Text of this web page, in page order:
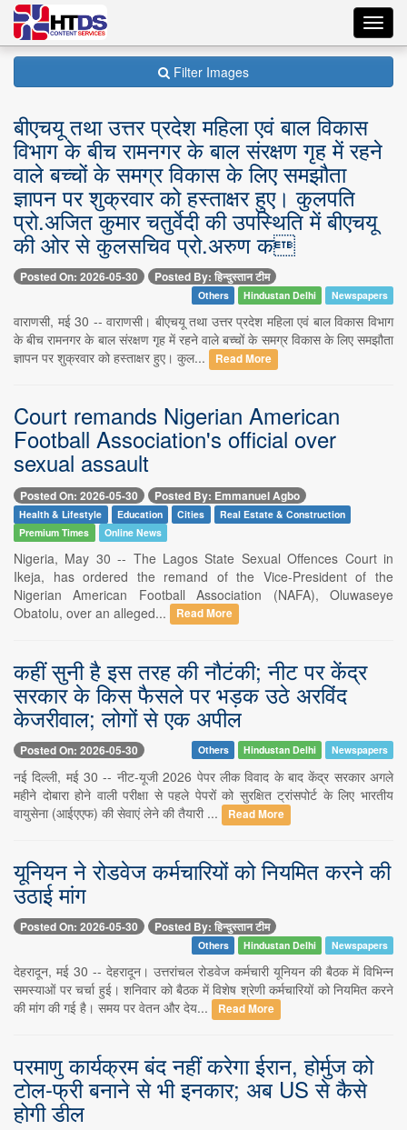
Filter Images
बीएचयू तथा उत्तर प्रदेश महिला एवं बाल विकास
विभाग के बीच रामनगर के बाल संरक्षण गृह में रहने
वाले बच्चों के समग्र विकास के लिए समझौता
ज्ञापन पर शुक्रवार को हस्ताक्षर हुए। कुलपति
प्रो.अजित कुमार चतुर्वेदी की उपस्थिति में बीएचयू
की ओर से कुलसचिव प्रो.अरुण क
Posted On: 2026-05-30 Posted By: हिन्दुस्तान टीम
Others Hindustan Delhi Newspapers
वाराणसी, मई 30 -- वाराणसी। बीएचयू तथा उत्तर प्रदेश महिला एवं बाल विकास विभाग
के बीच रामनगर के बाल संरक्षण गृह में रहने वाले बच्चों के समग्र विकास के लिए समझौता
ज्ञापन पर शुक्रवार को हस्ताक्षर हुए। कुल...
Read More
Court remands Nigerian American
Football Association's official over
sexual assault
Posted On: 2026-05-30 Posted By: Emmanuel Agbo
Health & Lifestyle Education Cities
Real Estate & Construction
Premium Times
Online News
Nigeria, May 30 -- The Lagos State Sexual Offences Court in
Ikeja, has ordered the remand of the Vice-President of the
Nigerian American Football Association (NAFA), Oluwaseye
Obatolu, over an alleged...
Read More
कहीं सुनी है इस तरह की नौटंकी; नीट पर केंद्र
सरकार के किस फैसले पर भड़क उठे अरविंद
केजरीवाल; लोगों से एक अपील
Posted On: 2026-05-30 Others Hindustan Delhi Newspapers
नई दिल्ली, मई 30 -- नीट-यूजी 2026 पेपर लीक विवाद के बाद केंद्र सरकार अगले
महीने दोबारा होने वाली परीक्षा से पहले पेपरों को सुरक्षित ट्रांसपोर्ट के लिए भारतीय
वायुसेना (आईएएफ) की सेवाएं लेने की तैयारी ...
Read More
यूनियन ने रोडवेज कर्मचारियों को नियमित करने की
उठाई मांग
Posted On: 2026-05-30 Posted By: हिन्दुस्तान टीम
Others Hindustan Delhi Newspapers
देहरादून, मई 30 -- देहरादून। उत्तरांचल रोडवेज कर्मचारी यूनियन की बैठक में विभिन्न
समस्याओं पर चर्चा हुई। शनिवार को बैठक में विशेष श्रेणी कर्मचारियों को नियमित करने
की मांग की गई है। समय पर वेतन और देय...
Read More
परमाणु कार्यक्रम बंद नहीं करेगा ईरान, होर्मुज को
टोल-फ्री बनाने से भी इनकार; अब US से कैसे
होगी डील